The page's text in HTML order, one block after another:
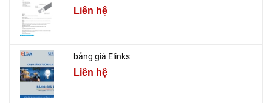
Liên hệ
bảng giá Elinks
Liên hệ